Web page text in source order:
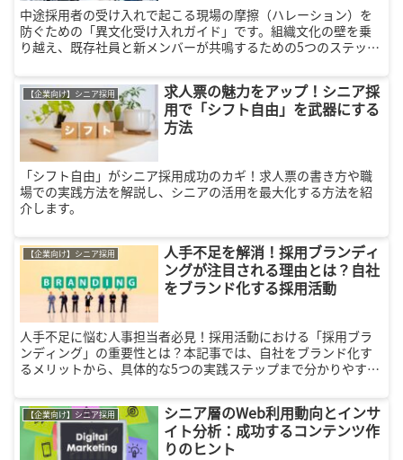
中途採用者の受け入れで起こる現場の摩擦（ハレーション）を
防ぐための「異文化受け入れガイド」です。組織文化の壁を乗
り越え、既存社員と新メンバーが共鳴するための5つのステップ
ど、人事担当者が即実践できるノウハウを凝縮しました。
【企業向け】シニア採用
求人票の魅力をアップ！シニア採
用で「シフト自由」を武器にする
方法
「シフト自由」がシニア採用成功のカギ！求人票の書き方や職
場での実践方法を解説し、シニアの活用を最大化する方法を紹
介します。
【企業向け】シニア採用
人手不足を解消！採用ブランディ
ングが注目される理由とは？自社
をブランド化する採用活動
人手不足に悩む人事担当者必見！採用活動における「採用ブラ
ンディング」の重要性とは？本記事では、自社をブランド化す
るメリットから、具体的な5つの実践ステップまで分かりやすく
織を作るための採用戦略が満載です。
【企業向け】シニア採用
シニア層のWeb利用動向とインサ
イト分析：成功するコンテンツ作
りのヒント